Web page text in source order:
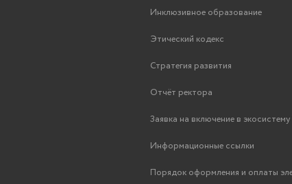
Инклюзивное образование
Этический кодекс
Стратегия развития
Отчёт ректора
Заявка на включение в
Информационные ссылки
Порядок оформления и оплаты